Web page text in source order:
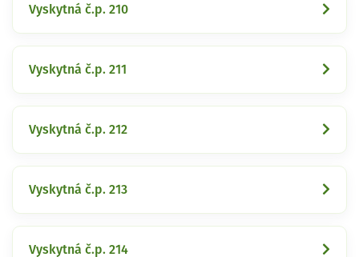
Vyskytná č.p. 210
Vyskytná č.p. 211
Vyskytná č.p. 212
Vyskytná č.p. 213
Vyskytná č.p. 214